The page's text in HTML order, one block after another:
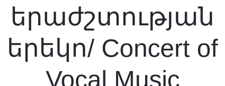
երաժշտության
երեկո/ Concert of
Vocal Music